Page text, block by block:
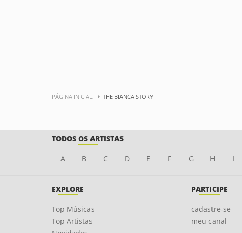
PÁGINA INICIAL THE BIANCA STORY
TODOS OS ARTISTAS
A B C D E F G H I
EXPLORE
Top Músicas
Top Artistas
PARTICIPE
cadastre-se
meu canal